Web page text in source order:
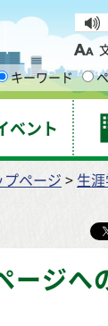
キーワード
ベント
ページ > 生
ージへ